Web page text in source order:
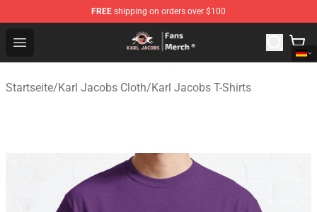
FREE shipping on orders over $100
Open menu
Karl Jacobs Store - Official Karl Jacobs Merchandise
Startseite/Karl Jacobs Cloth/Karl Jacobs T-Shirts